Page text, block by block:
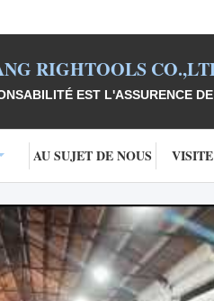
RIGHTOOLS
EST L'ASSURENCE
AU SUJET DE NOUS